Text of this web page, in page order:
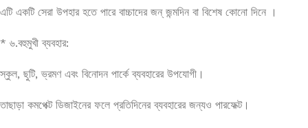
এটি একটি সেরা উপহার হতে পারে বাচ্চাদের জন্ জন্মদিন বা বিশেষ কোনো দিনে ।
* ৬.বহুমুখী ব্যবহার:
স্কুল, ছুটি, ভ্রমণ এবং বিনোদন পার্কে ব্যবহারের উপযোগী।
তাছাড়া কমপেক্ট ডিজাইনের ফলে প্রতিদিনের ব্যবহারের জন্যও পারফেক্ট।